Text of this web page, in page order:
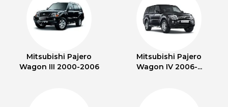
Mitsubishi Pajero
Wagon III 2000-2006
Mitsubishi Pajero
Wagon IV 2006-...